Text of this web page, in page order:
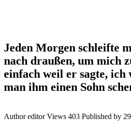
Jeden Morgen schleifte
nach draußen, um mich
einfach weil er sagte, ich
man ihm einen Sohn
Author editor Views 403 Published by